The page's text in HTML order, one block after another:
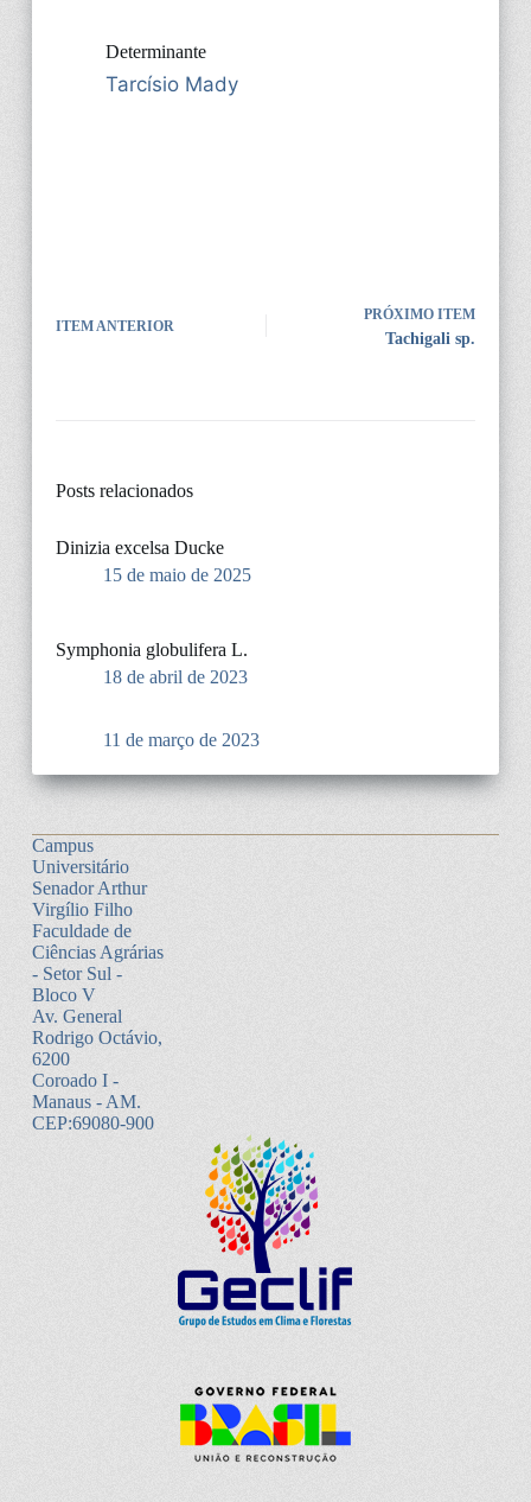
Determinante
Tarcísio Mady
ITEM ANTERIOR
PRÓXIMO ITEM
Tachigali sp.
Posts relacionados
Dinizia excelsa Ducke
15 de maio de 2025
Symphonia globulifera L.
18 de abril de 2023
11 de março de 2023
Campus
Universitário
Senador Arthur
Virgílio Filho
Faculdade de
Ciências Agrárias
- Setor Sul -
Bloco V
Av. General
Rodrigo Octávio,
6200
Coroado I -
Manaus - AM.
CEP:69080-900